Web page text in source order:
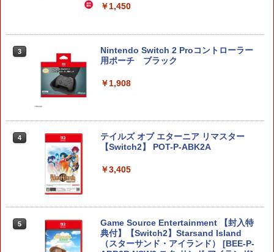
￥1,450
3
Nintendo Switch 2 Proコントローラー
用ポーチ ブラック
￥1,908
4
テイルズ オブ エターニア リマスター
【Switch2】 POT-P-ABK2A
￥3,405
5
Game Source Entertainment 【封入特
典付】【Switch2】Starsand Island
（スターサンド・アイランド） [BEE-P-